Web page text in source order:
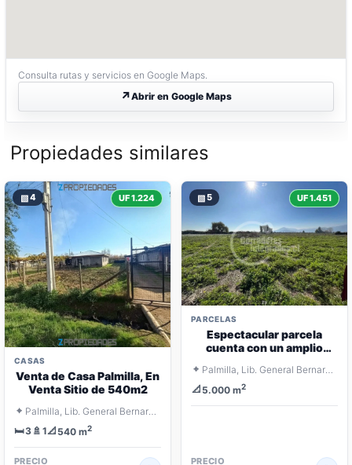
Consulta rutas y servicios en Google Maps.
Abrir en Google Maps
Propiedades similares
▧4 UF 1.224
CASAS
Venta de Casa Palmilla, En
Venta Sitio de 540m2
⌖
Palmilla, Lib. General Bernardo O'Higgins
🛏️3 🚿 1📐 540 m2
PRECIO
▧5 UF 1.451
PARCELAS
Espectacular parcela
cuenta con un amplio
⌖ Palmilla, Lib. General Bernardo O'Higgins
📐 5.000 m2
PRECIO